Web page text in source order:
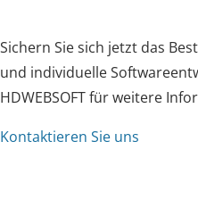
Sichern Sie sich jetzt das
und individuelle
HDWEBSOFT für weitere
Kontaktieren Sie uns